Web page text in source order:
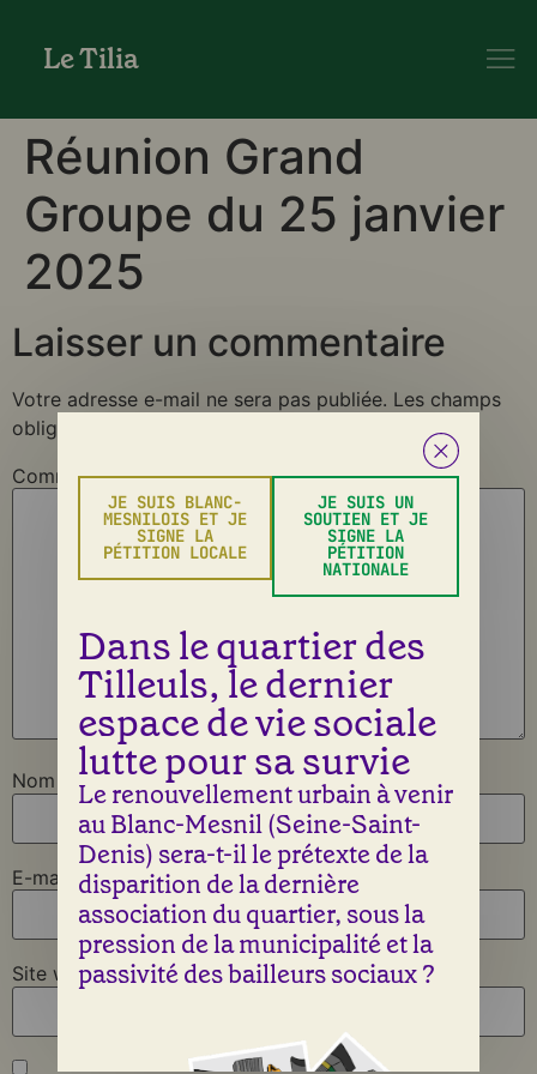
Le Tilia
Réunion Grand
Groupe du 25 janvier
2025
Laisser un commentaire
Votre adresse e-mail ne sera pas publiée. Les champs
obligatoires sont indiqués avec
Commentaire*
Nom
E-mail *
Site web
JE SUIS BLANC-
MESNILOIS ET JE
SIGNE LA
PÉTITION LOCALE
JE SUIS UN
SOUTIEN ET JE
SIGNE LA
PÉTITION
NATIONALE
Dans le quartier des
Tilleuls, le dernier
espace de vie sociale
lutte pour sa survie
Le renouvellement urbain à venir
au Blanc-Mesnil (Seine-Saint-
Denis) sera-t-il le prétexte de la
disparition de la dernière
association du quartier, sous la
pression de la municipalité et la
passivité des bailleurs sociaux ?